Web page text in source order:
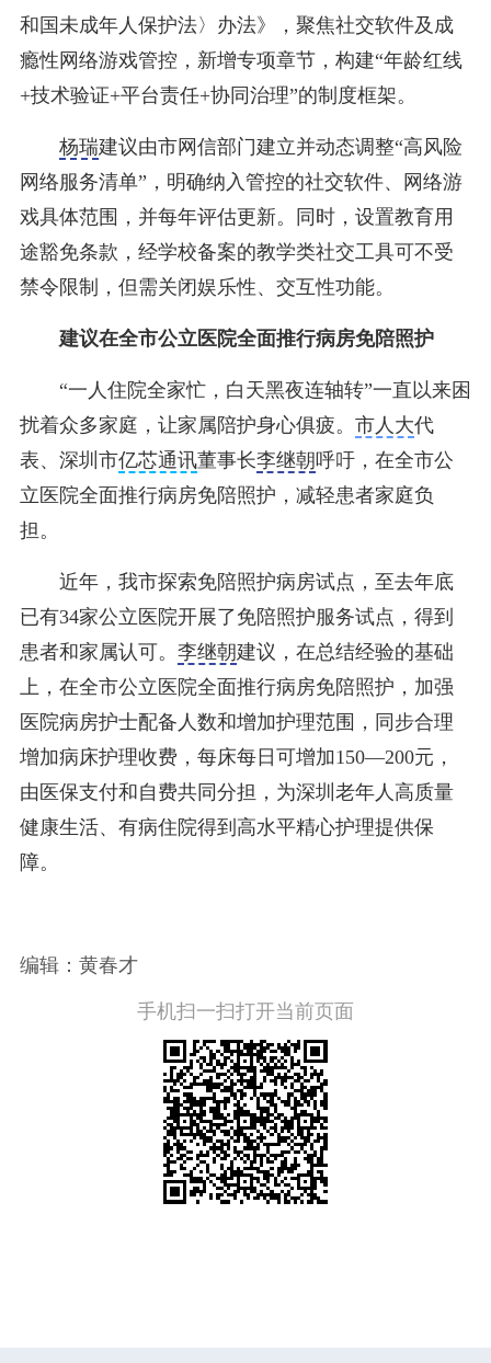
和国未成年人保护法〉办法》，聚焦社交软件及成
瘾性网络游戏管控，新增专项章节，构建“年龄红线
+技术验证+平台责任+协同治理”的制度框架。
杨瑞建议由市网信部门建立并动态调整“高风险
网络服务清单”，明确纳入管控的社交软件、网络游
戏具体范围，并每年评估更新。同时，设置教育用
途豁免条款，经学校备案的教学类社交工具可不受
禁令限制，但需关闭娱乐性、交互性功能。
建议在全市公立医院全面推行病房免陪照护
“一人住院全家忙，白天黑夜连轴转”一直以来困
扰着众多家庭，让家属陪护身心俱疲。 市人大代
表、深圳市亿芯通讯董事长李继朝呼吁，在全市公
立医院全面推行病房免陪照护，减轻患者家庭负
担。
近年，我市探索免陪照护病房试点，至去年底
已有34家公立医院开展了免陪照护服务试点，得到
患者和家属认可。 李继朝建议，在总结经验的基础
上，在全市公立医院全面推行病房免陪照护，加强
医院病房护士配备人数和增加护理范围，同步合理
增加病床护理收费，每床每日可增加150—200元，
由医保支付和自费共同分担，为深圳老年人高质量
健康生活、有病住院得到高水平精心护理提供保
障。
编辑：黄春才
手机扫一扫打开当前页面